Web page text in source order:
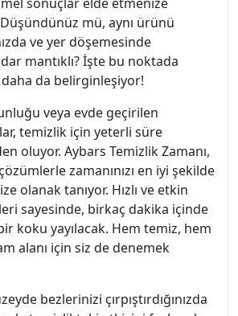
mü, aynı ürünü
ve yer döşemesinde
mantıklı? İşte bu noktada
daha da belirginleşiyor!
veya evde geçirilen
temizlik için yeterli süre
oluyor. Aybars Temizlik Zamanı,
zamanınızı en iyi şekilde
olanak tanıyor. Hızlı ve etkin
sayesinde, birkaç dakika içinde
koku yayılacak. Hem temiz, hem
alanı için siz de denemek
bezlerinizi çırpıştırdığınızda